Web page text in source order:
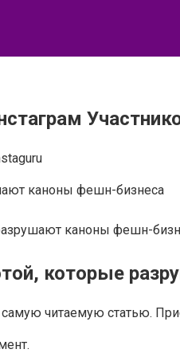
каноны фешн-бизнеса
каноны фешн-
которые
самую читаемую статью.